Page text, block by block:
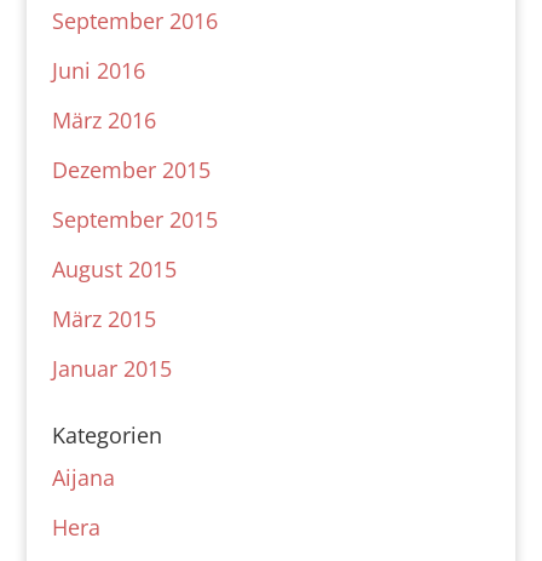
September 2016
Juni 2016
März 2016
Dezember 2015
September 2015
August 2015
März 2015
Januar 2015
Kategorien
Aijana
Hera